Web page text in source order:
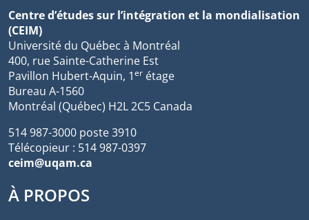
Centre d’études sur l’intégration et la mondialisation
(CEIM)
Université du Québec à Montréal
400, rue Sainte-Catherine Est
Pavillon Hubert-Aquin, 1er étage
Bureau A-1560
Montréal (Québec) H2L 2C5 Canada
514 987-3000 poste 3910
Télécopieur : 514 987-0397
ceim@uqam.ca
À PROPOS